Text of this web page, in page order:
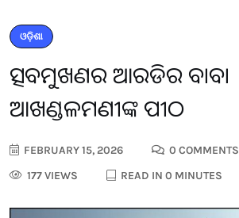
ଓଡ଼ିଶା
ଉତ୍ସବମୁଖଣର ଆରଡିର ବାବା
ଆଖଣ୍ଡଳମଣୀଙ୍କ ପୀଠ
FEBRUARY 15, 2026
0 COMMENTS
177 VIEWS
READ IN 0 MINUTES